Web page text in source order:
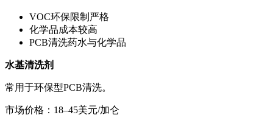
VOC环保限制严格
化学品成本较高
PCB清洗药水与化学品
水基清洗剂
常用于环保型PCB清洗。
市场价格：18–45美元/加仑